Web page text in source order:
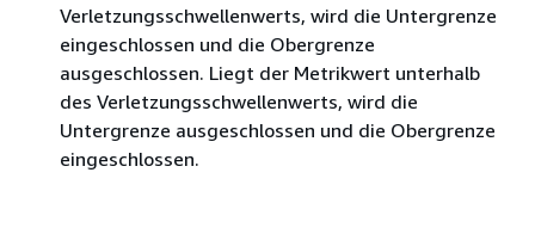
Verletzungsschwellenwerts, wird die Untergrenze
eingeschlossen und die Obergrenze
ausgeschlossen. Liegt der Metrikwert unterhalb
des Verletzungsschwellenwerts, wird die
Untergrenze ausgeschlossen und die Obergrenze
eingeschlossen.